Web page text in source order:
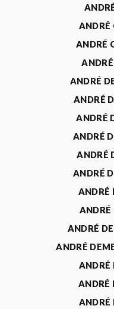
ANDRÉ
ANDRÉ
ANDRÉ
ANDRÉ
ANDRÉ
ANDRÉ
ANDRÉ
ANDRÉ
ANDRÉ
ANDRÉ
ANDRÉ
ANDRÉ
ANDRÉ
ANDRÉ
ANDRÉ